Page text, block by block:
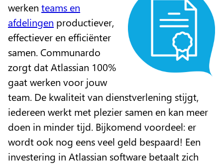
Contact
Contact
werken teams en
afdelingen productiever,
effectiever en efficiënter
samen. Communardo
zorgt dat Atlassian 100%
gaat werken voor jouw
team. De kwaliteit van dienstverlening stijgt,
iedereen werkt met plezier samen en kan meer
doen in minder tijd. Bijkomend voordeel: er
wordt ook nog eens veel geld bespaard! Een
investering in Atlassian software betaalt zich